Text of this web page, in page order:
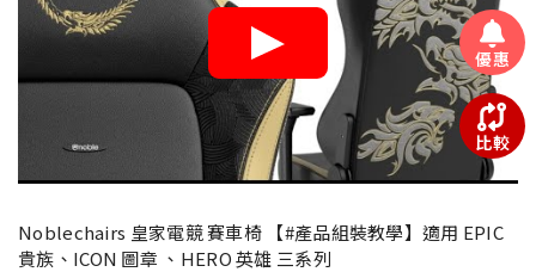
Noblechairs 皇家電競 賽車椅 【#產品組裝教學】適用 EPIC
貴族、ICON 圖章 、HERO 英雄 三系列
優惠
比較